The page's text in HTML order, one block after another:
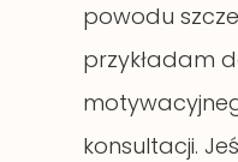
powodu
przykładam
konsultacji.